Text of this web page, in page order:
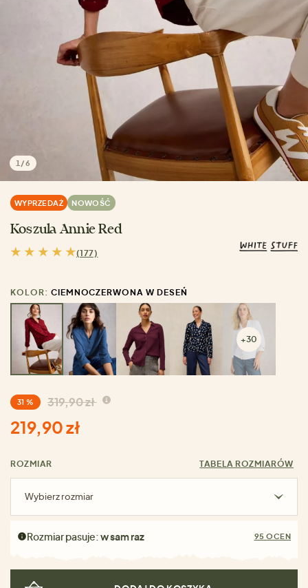
1 /6
WYPRZEDAŻ NOWOŚĆ
Koszula Annie Red
(177)
KOLOR: CIEMNOCZERWONA W DESEŃ
+30
31 % 319,90 zł
219,90 zł
ROZMIAR TABELA ROZMIARÓW
Wybierz rozmiar
Rozmiar pasuje:w sam raz 95 OCEN